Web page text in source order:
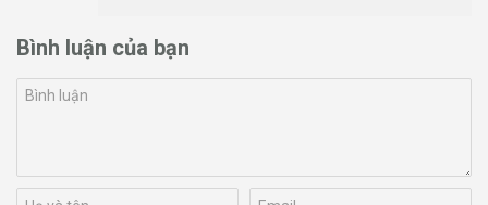
Bình luận của bạn